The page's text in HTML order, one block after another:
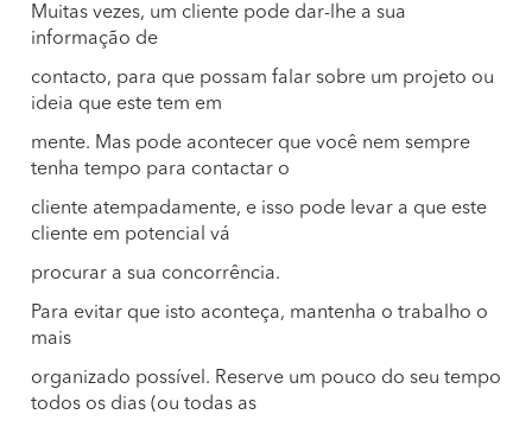
Muitas vezes, um cliente pode dar-lhe a sua
informação de
contacto, para que possam falar sobre um projeto ou
ideia que este tem em
mente. Mas pode acontecer que você nem sempre
tenha tempo para contactar o
cliente atempadamente, e isso pode levar a que este
cliente em potencial vá
procurar a sua concorrência.
Para evitar que isto aconteça, mantenha o trabalho o
mais
organizado possível. Reserve um pouco do seu tempo
todos os dias (ou todas as